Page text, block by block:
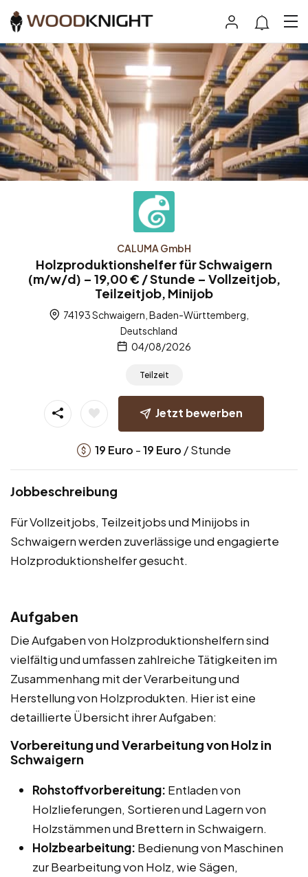
CALUMA GmbH
Holzproduktionshelfer für Schwaigern
(m/w/d) – 19,00 € / Stunde – Vollzeitjob,
Teilzeitjob, Minijob
74193 Schwaigern, Baden-Württemberg,
Deutschland
04/08/2026
Teilzeit
Jetzt bewerben
19 Euro -19 Euro / Stunde
Jobbeschreibung
Für Vollzeitjobs, Teilzeitjobs und Minijobs in
Schwaigern werden zuverlässige und engagierte
Holzproduktionshelfer gesucht.
Aufgaben
Die Aufgaben von Holzproduktionshelfern sind
vielfältig und umfassen zahlreiche Tätigkeiten im
Zusammenhang mit der Verarbeitung und
Herstellung von Holzprodukten. Hier ist eine
detaillierte Übersicht ihrer Aufgaben:
Vorbereitung und Verarbeitung von Holz in
Schwaigern
Rohstoffvorbereitung: Entladen von
Holzlieferungen, Sortieren und Lagern von
Holzstämmen und Brettern in Schwaigern.
Holzbearbeitung: Bedienung von Maschinen
zur Bearbeitung von Holz, wie Sägen,